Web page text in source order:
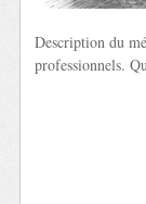
Description du
professionnels.